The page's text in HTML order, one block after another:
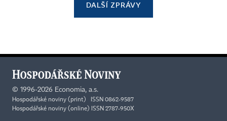
DALŠÍ ZPRÁVY
© 1996-2026 Economia, a.s.
Hospodářské noviny (print) ISSN 0862-9587
Hospodářské noviny (online) ISSN 2787-950X